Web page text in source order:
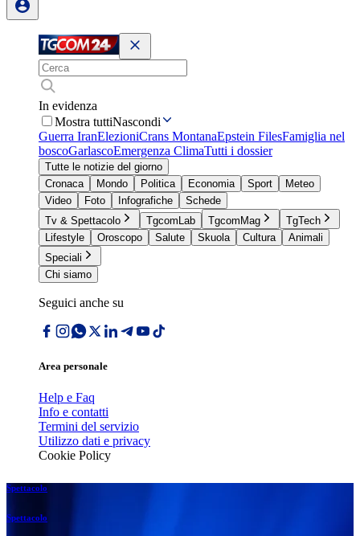
In evidenza
Mostra tuttiNascondi
Guerra IranElezioniCrans MontanaEpstein FilesFamiglia nel
boscoGarlascoEmergenza ClimaTutti i dossier
Tutte le notizie del giorno
Cronaca
Mondo Politica Economia Sport
Meteo
Video
Foto Infografiche
Schede
Tv & Spettacolo
TgcomLab TgcomMag
TgTech
Lifestyle
Oroscopo Salute Skuola Cultura
Animali
Speciali
Chi siamo
Seguici anche su
Area personale
Help e Faq
Info e contatti
Termini del servizio
Utilizzo dati e privacy
Cookie Policy
Spettacolo
Spettacolo